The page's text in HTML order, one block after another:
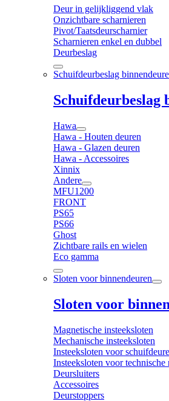
Deur in gelijkliggend vlak
Onzichtbare scharnieren
Pivot/Taatsdeurscharnier
Scharnieren enkel en dubbel
Deurbeslag
Schuifdeurbeslag
Schuifdeurbeslag
Hawa
Hawa - Houten deuren
Hawa - Glazen deuren
Hawa - Accessoires
Xinnix
Andere
MFU1200
FRONT
PS65
PS66
Ghost
Zichtbare rails en wielen
Eco gamma
Sloten voor binnendeuren
Sloten voor
Magnetische insteeksloten
Mechanische insteeksloten
Insteeksloten voor
Insteeksloten voor technische
Deursluiters
Accessoires
Deurstoppers